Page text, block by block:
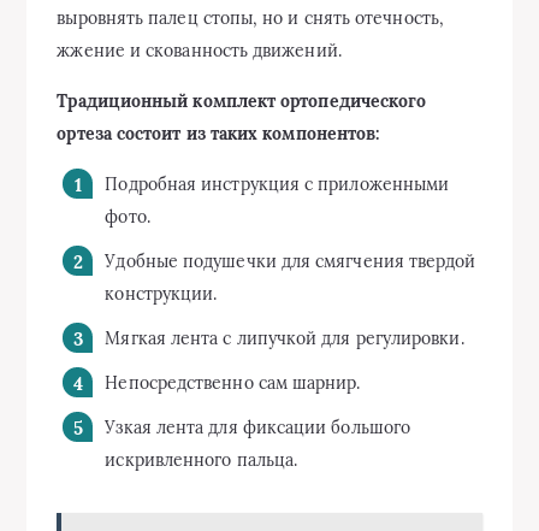
выровнять палец стопы, но и снять отечность,
жжение и скованность движений.
Традиционный комплект ортопедического
ортеза состоит из таких компонентов:
Подробная инструкция с приложенными
фото.
Удобные подушечки для смягчения твердой
конструкции.
Мягкая лента с липучкой для регулировки.
Непосредственно сам шарнир.
Узкая лента для фиксации большого
искривленного пальца.